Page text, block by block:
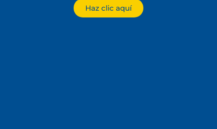
Haz clic aquí